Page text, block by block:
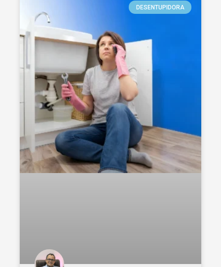
DESENTUPIDORA